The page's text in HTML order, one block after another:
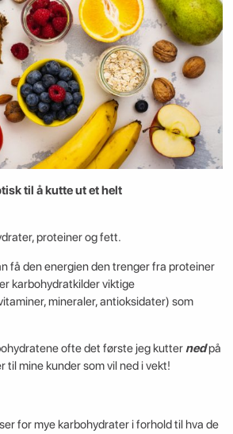
til å kutte ut et helt
proteiner og fett.
få den energien den trenger fra proteiner
karbohydratkilder viktige
mineraler, antioksidater) som
ofte det første jeg kutternedpå
til mine kunder som vil ned i vekt!
for mye karbohydrater i forhold til hva de